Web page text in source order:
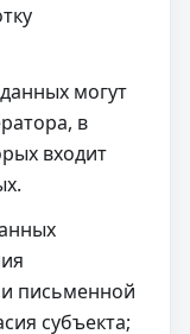
могут
в
входит
письменной
субъекта;